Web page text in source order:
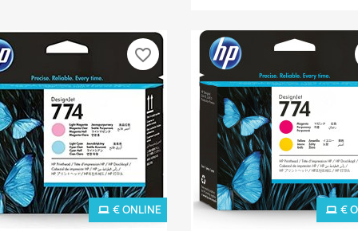
€ ONLINE
favorite_border
€